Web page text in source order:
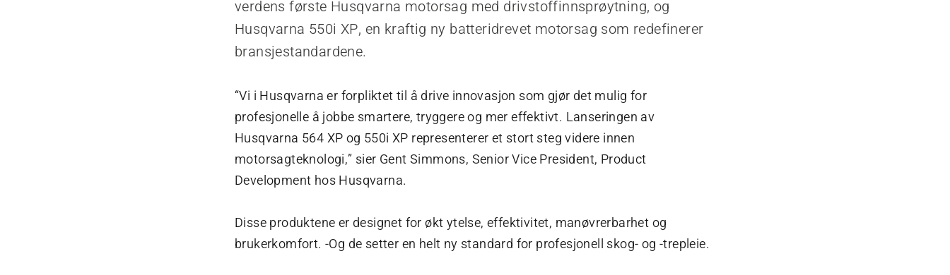
verdens første Husqvarna motorsag med drivstoffinnsprøytning, og
Husqvarna 550i XP, en kraftig ny batteridrevet motorsag som redefinerer
bransjestandardene.
“Vi i Husqvarna er forpliktet til a drive innovasjon som gjør det mulig for
profesjonelle a jobbe smartere, tryggere og mer effektivt. Lanseringen av
Husqvarna 564 XP og 550i XP representerer et stort steg videre innen
motorsagteknologi,” sier Gent Simmons, Senior Vice President, Product
Development hos Husqvarna.
Disse produktene er designet for økt ytelse, effektivitet, manøvrerbarhet og
brukerkomfort. -Og de setter en helt ny standard for profesjonell skog- og -trepleie.